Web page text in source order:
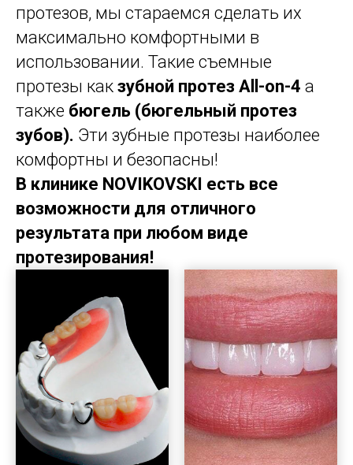
протезов, мы стараемся сделать их
максимально комфортными в
использовании. Такие съемные
протезы как зубной протез All-on-4 а
также бюгель (бюгельный протез
зубов). Эти зубные протезы наиболее
комфортны и безопасны!
В клинике NOVIKOVSKI есть все
возможности для отличного
результата при любом виде
протезирования!